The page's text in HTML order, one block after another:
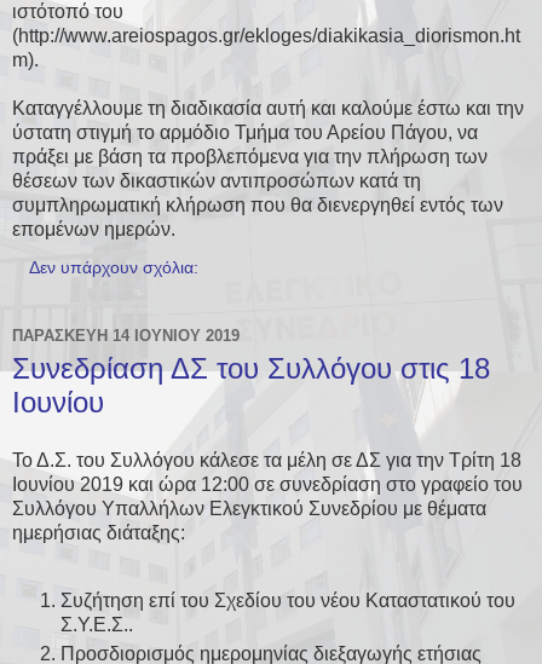
ιστότοπό του
(http://www.areiospagos.gr/ekloges/diakikasia_diorismon.ht
m).
Καταγγέλλουμε τη διαδικασία αυτή και καλούμε έστω και την
ύστατη στιγμή το αρμόδιο Τμήμα του Αρείου Πάγου, να
πράξει με βάση τα προβλεπόμενα για την πλήρωση των
θέσεων των δικαστικών αντιπροσώπων κατά τη
συμπληρωματική κλήρωση που θα διενεργηθεί εντός των
επομένων ημερών.
Δεν υπάρχουν σχόλια:
ΠΑΡΑΣΚΕΥΉ 14 ΙΟΥΝΊΟΥ 2019
Συνεδρίαση ΔΣ του Συλλόγου στις 18
Ιουνίου
Το Δ.Σ. του Συλλόγου κάλεσε τα μέλη σε ΔΣ για την Τρίτη 18
Ιουνίου 2019 και ώρα 12:00 σε συνεδρίαση στο γραφείο του
Συλλόγου Υπαλλήλων Ελεγκτικού Συνεδρίου με θέματα
ημερήσιας διάταξης:
Συζήτηση επί του Σχεδίου του νέου Καταστατικού του
Σ.Υ.Ε.Σ..
Προσδιορισμός ημερομηνίας διεξαγωγής ετήσιας